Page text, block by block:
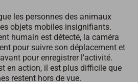
les personnes des animaux
objets mobiles insignifiants.
humain est détecté, la caméra
pour suivre son déplacement et
pour enregistrer l'activité.
en action, il est plus difficile que
restent hors de vue.